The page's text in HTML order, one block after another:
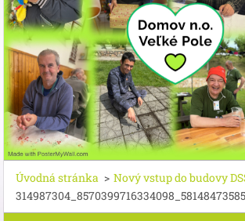
Úvodná stránka > Nový vstup do budovy